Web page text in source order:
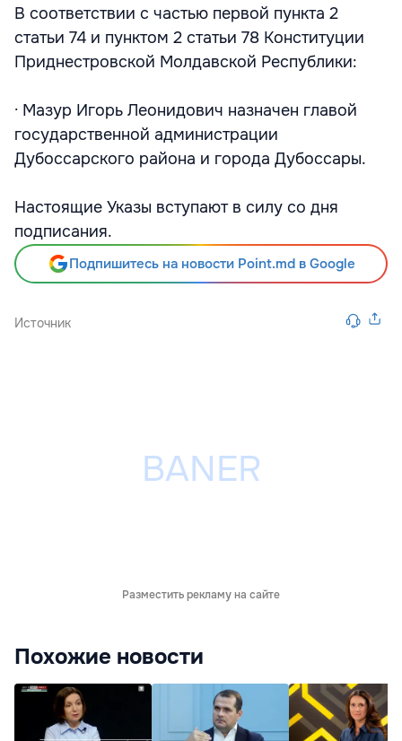
В соответствии с частью первой пункта 2
статьи 74 и пунктом 2 статьи 78 Конституции
Приднестровской Молдавской Республики:
· Мазур Игорь Леонидович назначен главой
государственной администрации
Дубоссарского района и города Дубоссары.
Настоящие Указы вступают в силу со дня
подписания.
Подпишитесь на новости Point.md в Google
Источник
Разместить рекламу на сайте
Похожие новости